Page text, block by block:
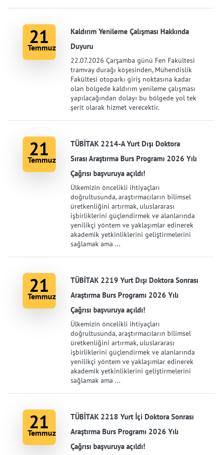
21
Temmuz
Kaldırım Yenileme Çalışması Hakkında
Duyuru
22.07.2026 Çarşamba günü Fen Fakültesi
tramvay durağı köşesinden, Mühendislik
Fakültesi otoparkı giriş noktasına kadar
olan bölgede kaldırım yenileme çalışması
yapılacağından dolayı bu bölgede yol tek
şerit olarak hizmet verecektir.
21
Temmuz
TÜBİTAK 2214-A Yurt Dışı Doktora
Sırası Araştırma Burs Programı 2026 Yılı
Çağrısı başvuruya açıldı!
Ülkemizin öncelikli ihtiyaçları
doğrultusunda, araştırmacıların bilimsel
üretkenliğini artırmak, uluslararası
işbirliklerini güçlendirmek ve alanlarında
yenilikçi yöntem ve yaklaşımlar edinerek
akademik yetkinliklerini geliştirmelerini
sağlamak ama ...
21
Temmuz
TÜBİTAK 2219 Yurt Dışı Doktora Sonrası
Araştırma Burs Programı 2026 Yılı
Çağrısı başvuruya açıldı!
Ülkemizin öncelikli ihtiyaçları
doğrultusunda, araştırmacıların bilimsel
üretkenliğini artırmak, uluslararası
işbirliklerini güçlendirmek ve alanlarında
yenilikçi yöntem ve yaklaşımlar edinerek
akademik yetkinliklerini geliştirmelerini
sağlamak ama ...
21
Temmuz
TÜBİTAK 2218 Yurt İçi Doktora Sonrası
Araştırma Burs Programı 2026 Yılı
Çağrısı başvuruya açıldı!